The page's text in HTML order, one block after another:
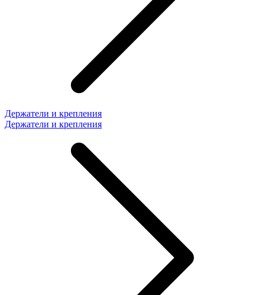
Держатели и крепления
Держатели и крепления